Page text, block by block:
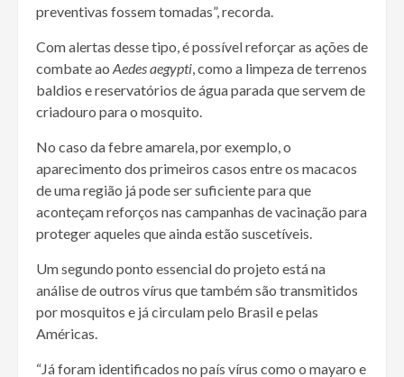
preventivas fossem tomadas”, recorda.
Com alertas desse tipo, é possível reforçar as ações de
combate ao Aedes aegypti, como a limpeza de terrenos
baldios e reservatórios de água parada que servem de
criadouro para o mosquito.
No caso da febre amarela, por exemplo, o
aparecimento dos primeiros casos entre os macacos
de uma região já pode ser suficiente para que
aconteçam reforços nas campanhas de vacinação para
proteger aqueles que ainda estão suscetíveis.
Um segundo ponto essencial do projeto está na
análise de outros vírus que também são transmitidos
por mosquitos e já circulam pelo Brasil e pelas
Américas.
“Já foram identificados no país vírus como o mayaro e